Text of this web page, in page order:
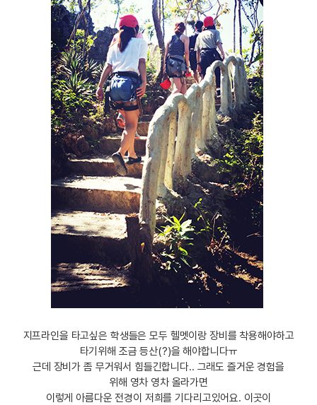
지프라인을 타고싶은 학생들은 모두 헬멧이랑 장비를 착용해야하고
타기위해 조금 등산(?)을 해야합니다ㅠ
근데 장비가 좀 무거워서 힘들긴합니다.. 그래도 즐거운 경험을
위해 영차 영차 올라가면
이렇게 아름다운 전경이 저희를 기다리고있어요. 이곳이